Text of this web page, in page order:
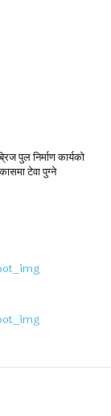
पुल निर्माण कार्यको
टेवा पुग्ने